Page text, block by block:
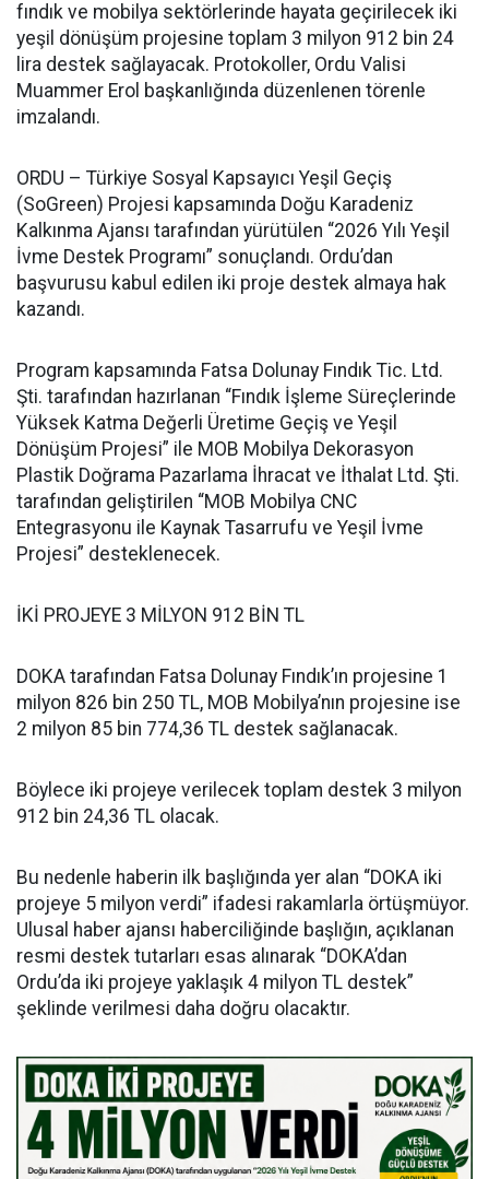
fındık ve mobilya sektörlerinde hayata geçirilecek iki
yeşil dönüşüm projesine toplam 3 milyon 912 bin 24
lira destek sağlayacak. Protokoller, Ordu Valisi
Muammer Erol başkanlığında düzenlenen törenle
imzalandı.
ORDU – Türkiye Sosyal Kapsayıcı Yeşil Geçiş
(SoGreen) Projesi kapsamında Doğu Karadeniz
Kalkınma Ajansı tarafından yürütülen “2026 Yılı Yeşil
İvme Destek Programı” sonuçlandı. Ordu’dan
başvurusu kabul edilen iki proje destek almaya hak
kazandı.
Program kapsamında Fatsa Dolunay Fındık Tic. Ltd.
Şti. tarafından hazırlanan “Fındık İşleme Süreçlerinde
Yüksek Katma Değerli Üretime Geçiş ve Yeşil
Dönüşüm Projesi” ile MOB Mobilya Dekorasyon
Plastik Doğrama Pazarlama İhracat ve İthalat Ltd. Şti.
tarafından geliştirilen “MOB Mobilya CNC
Entegrasyonu ile Kaynak Tasarrufu ve Yeşil İvme
Projesi” desteklenecek.
İKİ PROJEYE 3 MİLYON 912 BİN TL
DOKA tarafından Fatsa Dolunay Fındık’ın projesine 1
milyon 826 bin 250 TL, MOB Mobilya’nın projesine ise
2 milyon 85 bin 774,36 TL destek sağlanacak.
Böylece iki projeye verilecek toplam destek 3 milyon
912 bin 24,36 TL olacak.
Bu nedenle haberin ilk başlığında yer alan “DOKA iki
projeye 5 milyon verdi” ifadesi rakamlarla örtüşmüyor.
Ulusal haber ajansı haberciliğinde başlığın, açıklanan
resmi destek tutarları esas alınarak “DOKA’dan
Ordu’da iki projeye yaklaşık 4 milyon TL destek”
şeklinde verilmesi daha doğru olacaktır.